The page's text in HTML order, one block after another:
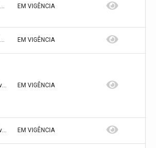
R$ 1.800,00(valor inicial) R$ 1.800,00(valor atualizado) EM VIGÊNCIA
R$ 4.000,00(valor inicial) R$ 4.000,00(valor atualizado) EM VIGÊNCIA
R$ 21.700,00(valor inicial) R$ 21.700,00(valor atualizado) EM VIGÊNCIA
R$ 10.500,00(valor inicial) R$ 10.500,00(valor atualizado) EM VIGÊNCIA